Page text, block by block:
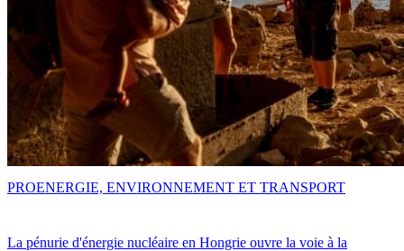
La pénurie d'énergie nucléaire en Hongrie ouvre la voie à la
PROENERGIE, ENVIRONNEMENT ET TRANSPORT